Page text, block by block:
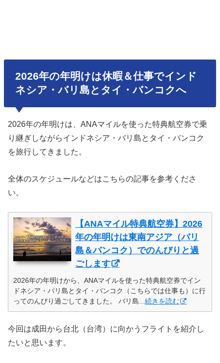
2026年の年明けは休暇＆仕事でインド
ネシア・バリ島とタイ・バンコクへ
2026年の年明けは、ANAマイルを使った特典航空券で乗
り継ぎしながらインドネシア・バリ島とタイ・バンコク
を旅行してきました。
全体のスケジュールなどはこちらの記事を参考くださ
い。
【ANAマイル特典航空券】2026
年の年明けは東南アジア（バリ
島＆バンコク）でのんびりと過
ごします
2026年の年明けから、ANAマイルを使った特典航空券でイン
ドネシア・バリ島とタイ・バンコク（こちらでは仕事も）に行
ってのんびり過ごしてきました。 バリ島...続きを読む
今回は成田から台北（台湾）に向かうフライトを紹介し
たいと思います。